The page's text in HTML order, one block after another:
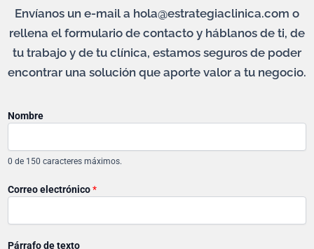
Envíanos un e-mail a hola@estrategiaclinica.com o
rellena el formulario de contacto y háblanos de ti, de
tu trabajo y de tu clínica, estamos seguros de poder
encontrar una solución que aporte valor a tu negocio.
Nombre
0 de 150 caracteres máximos.
Correo electrónico*
Párrafo de texto